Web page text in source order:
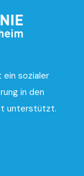
ein sozialer
in den
unterstützt.